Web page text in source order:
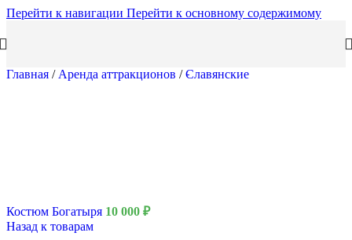
Перейти к навигации Перейти к основному содержимому
Главная / Аренда аттракционов / Славянские
Костюм Богатыря 10 000 ₽
Назад к товарам